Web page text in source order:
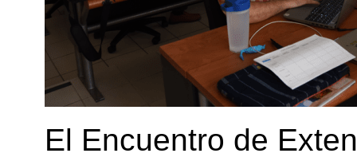
El Encuentro de